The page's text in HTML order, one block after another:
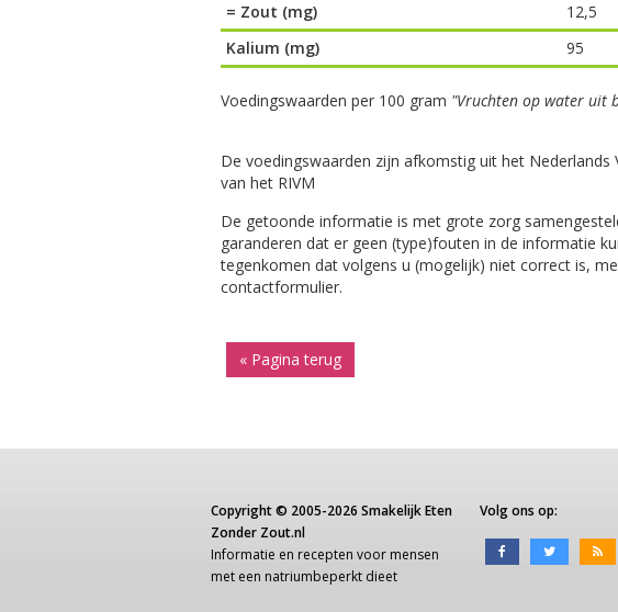
= Zout (mg)
12,5
Kalium (mg)
95
Voedingswaarden per 100 gram "Vruchten op water uit
De voedingswaarden zijn afkomstig uit het
van het RIVM
De getoonde informatie is met grote zorg
garanderen dat er geen (type)fouten in de informatie
tegenkomen dat volgens u (mogelijk) niet correct is,
contactformulier.
« Pagina terug
Copyright © 2005-2026 Smakelijk Eten
Zonder Zout.nl
Informatie en recepten voor mensen
met een natriumbeperkt dieet
Volg ons op: